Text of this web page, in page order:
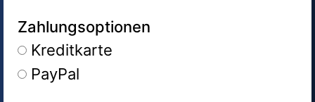
Zahlungsoptionen
Kreditkarte
PayPal